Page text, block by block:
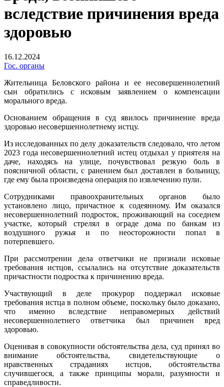
вследствие причинения вреда
здоровью
16.12.2024
Гос. органы
Жительница Беловского района и ее несовершеннолетний
сын обратились с исковым заявлением о компенсации
морального вреда.
Основанием обращения в суд явилось причинение вреда
здоровью несовершеннолетнему истцу.
Из исследованных по делу доказательств следовало, что летом
2023 года несовершеннолетний истец отдыхал у приятеля на
даче, находясь на улице, почувствовал резкую боль в
поясничной области, с ранением был доставлен в больницу,
где ему была произведена операция по извлечению пули.
Сотрудниками правоохранительных органов было
установлено лицо, причастное к содеянному. Им оказался
несовершеннолетний подросток, проживающий на соседнем
участке, который стрелял в ограде дома по банкам из
воздушного ружья и по неосторожности попал в
потерпевшего.
При рассмотрении дела ответчики не признали исковые
требования истцов, ссылались на отсутствие доказательств
причастности подростка к причинению вреда.
Участвующий в деле прокурор поддержал исковые
требования истца в полном объеме, поскольку было доказано,
что именно вследствие неправомерных действий
несовершеннолетнего ответчика был причинен вред
здоровью.
Оценивая в совокупности обстоятельства дела, суд принял во
внимание обстоятельства, свидетельствующие о
нравственных страданиях истцов, обстоятельства
случившегося, а также принципы морали, разумности и
справедливости.